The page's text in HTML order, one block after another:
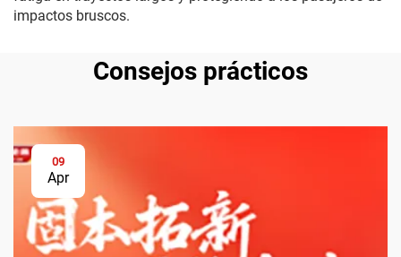
impactos bruscos.
Consejos prácticos
09
Apr